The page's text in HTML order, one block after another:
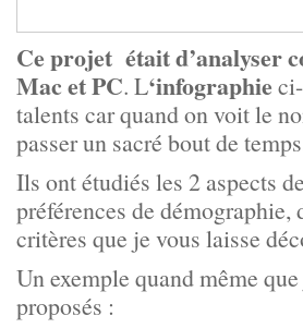
Ce projet était d’analyser
Mac et PC. L‘infographie
talents car quand on voit le
passer un sacré bout de
Ils ont étudiés les 2 aspects
préférences de
critères que je vous laisse
Un exemple quand même
proposés :